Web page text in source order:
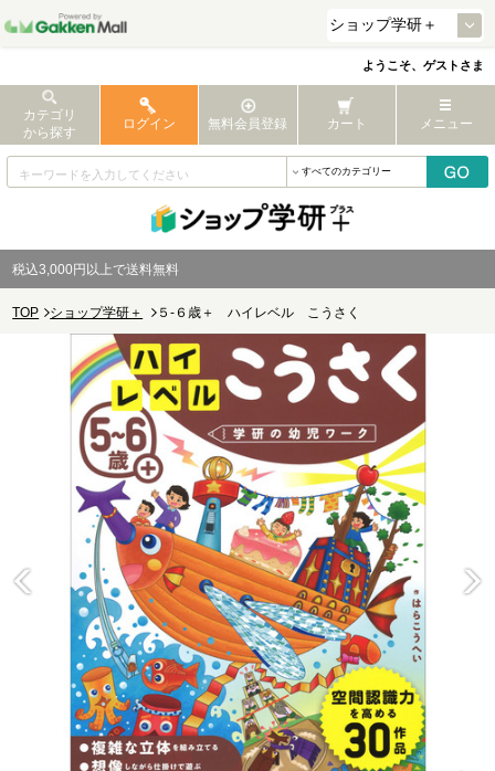
ようこそ、ゲストさま
カテゴリ
から探す
ログイン 無料会員登録 カート メニュー
税込3,000円以上で送料無料
TOP ショップ学研＋ ５-６歳＋ ハイレベル こうさく